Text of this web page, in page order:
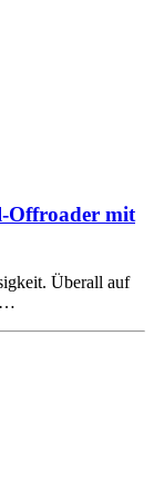
Offroader mit
Überall auf